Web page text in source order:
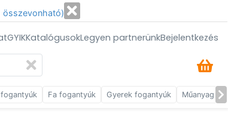
összevonható)
GYIKKatalógusokLegyen partnerünkBejelentkezés
Fa fogantyúk Gyerek fogantyúk Műanyag